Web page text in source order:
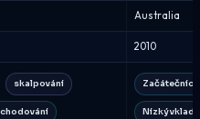
Australia
2010
skalpování Začátečníci
Nízký vklad